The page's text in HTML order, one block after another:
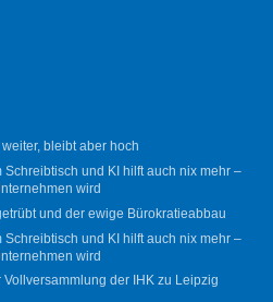
bleibt aber hoch
und KI hilft auch nix mehr –
wird
und der ewige Bürokratieabbau
und KI hilft auch nix mehr –
wird
der IHK zu Leipzig